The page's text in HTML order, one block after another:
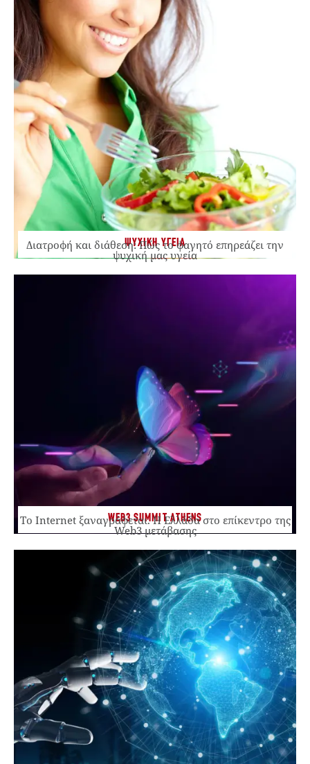
ΨΥΧΙΚΗ ΥΓΕΙΑ
Διατροφή και διάθεση: Πώς το φαγητό επηρεάζει την
ψυχική μας υγεία
WEB3 SUMMIT ATHENS
Το Internet ξαναγράφεται. Η Ελλάδα στο επίκεντρο της
Web3 μετάβασης